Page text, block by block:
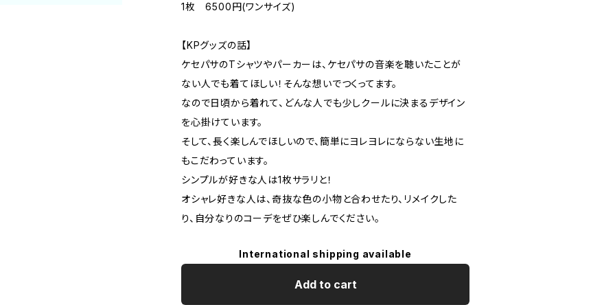
1枚 6500円(ワンサイズ)
【KPグッズの話】
ケセパサのTシャツやパーカーは、ケセパサの音楽を聴いたことが
ない人でも着てほしい！そんな想いでつくってます。
なので日頃から着れて、どんな人でも少しクールに決まるデザイン
を心掛けています。
そして、長く楽しんでほしいので、簡単にヨレヨレにならない生地に
もこだわっています。
シンプルが好きな人は1枚サラリと！
オシャレ好きな人は、奇抜な色の小物と合わせたり、リメイクした
り、自分なりのコーデをぜひ楽しんでください。
International shipping available
Add to cart